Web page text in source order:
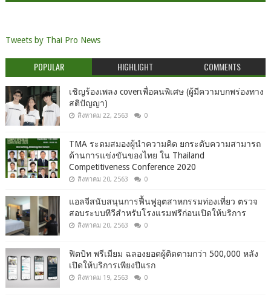
Tweets by Thai Pro News
POPULAR HIGHLIGHT COMMENTS
เชิญร้องเพลง coverเพื่อคนพิเศษ (ผู้มีความบกพร่องทาง
สติปัญญา)
สิงหาคม 22, 2563 0
TMA ระดมสมองผู้นำความคิด ยกระดับความสามารถ
ด้านการแข่งขันของไทย ใน Thailand
Competitiveness Conference 2020
สิงหาคม 20, 2563 0
แอลจีสนับสนุนการฟื้นฟูอุตสาหกรรมท่องเที่ยว ตรวจ
สอบระบบทีวีสำหรับโรงแรมฟรีก่อนเปิดให้บริการ
สิงหาคม 20, 2563 0
ฟิตบิท พรีเมียม ฉลองยอดผู้ติดตามกว่า 500,000 หลัง
เปิดให้บริการเพียงปีแรก
สิงหาคม 19, 2563 0